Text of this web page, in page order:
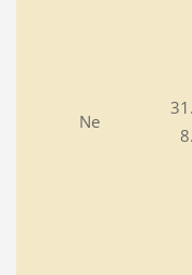
Ne
8.